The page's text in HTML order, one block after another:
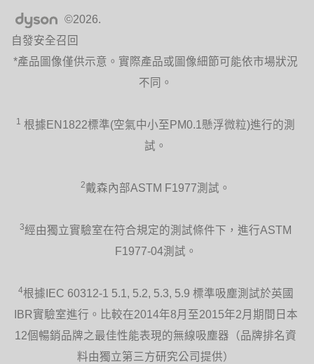
©2026.
自發安全召回
*產品圖像僅供示意。實際產品或圖像細節可能依市場狀況
不同。
1
根據EN1822標準(空氣中小至PM0.1懸浮微粒)進行的測
試。
2戴森內部ASTM F1977測試。
3經由獨立實驗室在符合規定的測試條件下，進行ASTM
F1977-04測試。
4根據IEC 60312-1 5.1, 5.2, 5.3, 5.9 標準吸塵測試於英國
IBR實驗室進行。比較在2014年8月至2015年2月期間日本
12個暢銷品牌之最佳性能表現的無線吸塵器（品牌排名資
料由獨立第三方研究公司提供）